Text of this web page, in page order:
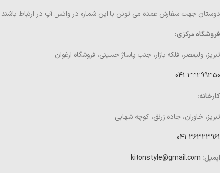
دوستان جهت سفارش عمده می تونن با این شماره در واتس آپ در ارتباط باشند
فروشگاه مرکزی:
تبریز، ولیعصر، فلکه بازار، جنب پاساژ حسینی، فروشگاه ارغوان
33299350 041
کارخانه:
تبریز، خاوران، جاده زرنق، کوچه شهابی
36323961 041
ایمیل: kitonstyle@gmail.com